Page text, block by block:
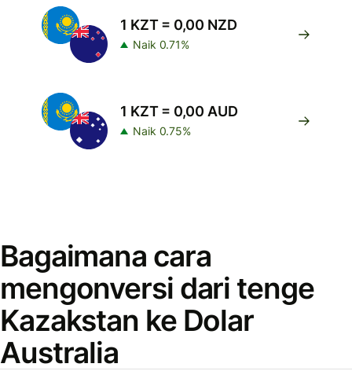
1 KZT = 0,00 NZD
Naik 0.71%
1 KZT = 0,00 AUD
Naik 0.75%
Bagaimana cara
mengonversi dari tenge
Kazakstan ke Dolar
Australia